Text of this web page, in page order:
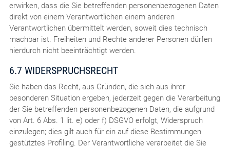
erwirken, dass die Sie betreffenden personenbezogenen Daten
direkt von einem Verantwortlichen einem anderen
Verantwortlichen übermittelt werden, soweit dies technisch
machbar ist. Freiheiten und Rechte anderer Personen dürfen
hierdurch nicht beeinträchtigt werden.
6.7 WIDERSPRUCHSRECHT
Sie haben das Recht, aus Gründen, die sich aus ihrer
besonderen Situation ergeben, jederzeit gegen die Verarbeitung
der Sie betreffenden personenbezogenen Daten, die aufgrund
von Art. 6 Abs. 1 lit. e) oder f) DSGVO erfolgt, Widerspruch
einzulegen; dies gilt auch für ein auf diese Bestimmungen
gestütztes Profiling. Der Verantwortliche verarbeitet die Sie